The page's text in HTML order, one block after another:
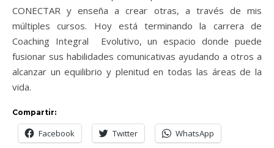
CONECTAR y enseña a crear otras, a través de mis
múltiples cursos. Hoy está terminando la carrera de
Coaching Integral Evolutivo, un espacio donde puede
fusionar sus habilidades comunicativas ayudando a otros a
alcanzar un equilibrio y plenitud en todas las áreas de la
vida.
Compartir:
Facebook Twitter WhatsApp